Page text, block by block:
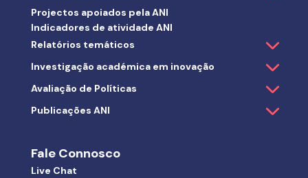
Projectos apoiados pela ANI
Indicadores de atividade ANI
Relatórios temáticos
Investigação académica em inovação
Avaliação de Políticas
Publicações ANI
Fale Connosco
Live Chat